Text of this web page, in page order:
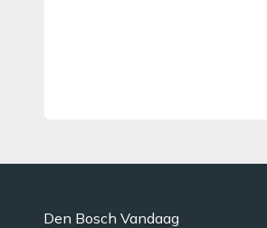
Den Bosch Vandaag